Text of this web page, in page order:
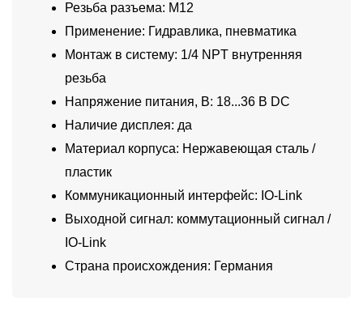
Резьба разъема: M12
Применение: Гидравлика, пневматика
Монтаж в систему: 1/4 NPT внутренняя
резьба
Напряжение питания, В: 18...36 В DC
Наличие дисплея: да
Материал корпуса: Нержавеющая сталь /
пластик
Коммуникационный интерфейс: IO-Link
Выходной сигнал: коммутационный сигнал /
IO-Link
Страна происхождения: Германия